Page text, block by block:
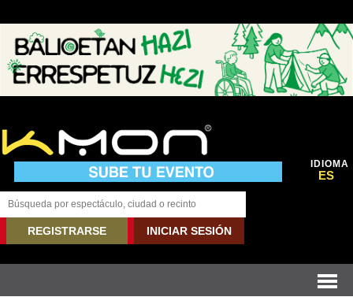
IDIOMA
ES
REGISTRARSE INICIAR SESIÓN